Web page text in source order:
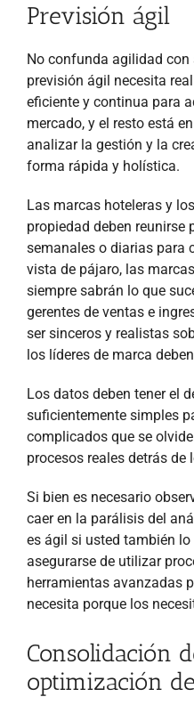
Previsión ágil
No confunda agilidad
previsión ágil necesita
eficiente y continua para
mercado, y el resto está
analizar la gestión y la
forma rápida y holística.
Las marcas hoteleras y
propiedad deben reunirse
semanales o diarias para
vista de pájaro, las
siempre sabrán lo que
gerentes de ventas e
ser sinceros y realistas
los líderes de marca
Los datos deben tener el
suficientemente simples
complicados que se
procesos reales detrás de
Si bien es necesario
caer en la parálisis del
es ágil si usted también lo
asegurarse de utilizar
herramientas avanzadas
necesita porque los
Consolidación
optimización